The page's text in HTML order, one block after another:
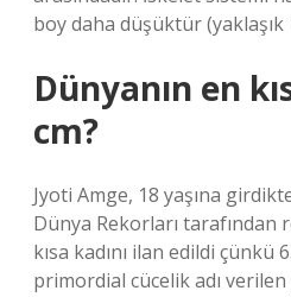
boy daha düşüktür
Dünyanın en
cm?
Jyoti Amge, 18 yaşına
Dünya Rekorları tarafından
kısa kadını ilan edildi
primordial cücelik adı